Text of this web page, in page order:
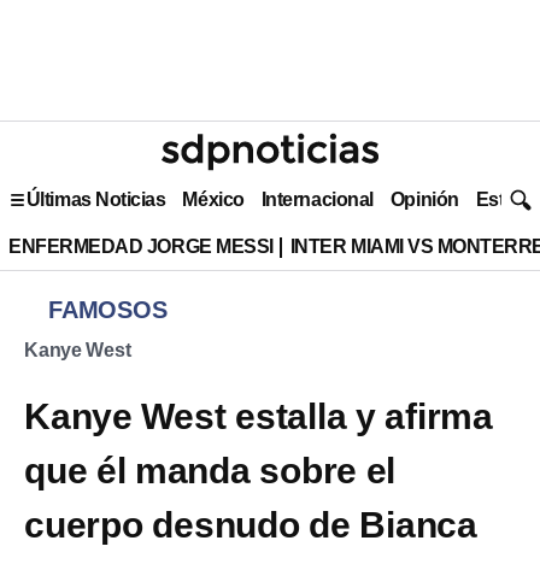
Últimas Noticias México Internacional Opinión Estilo
ENFERMEDAD JORGE MESSI INTER MIAMI VS
FAMOSOS
Kanye West
Kanye West estalla y afirma
que él manda sobre el
cuerpo desnudo de Bianca